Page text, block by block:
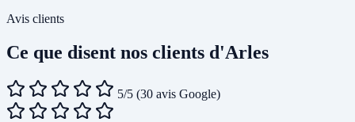
Avis clients
Ce que disent nos clients d'Arles
5/5 (30 avis Google)